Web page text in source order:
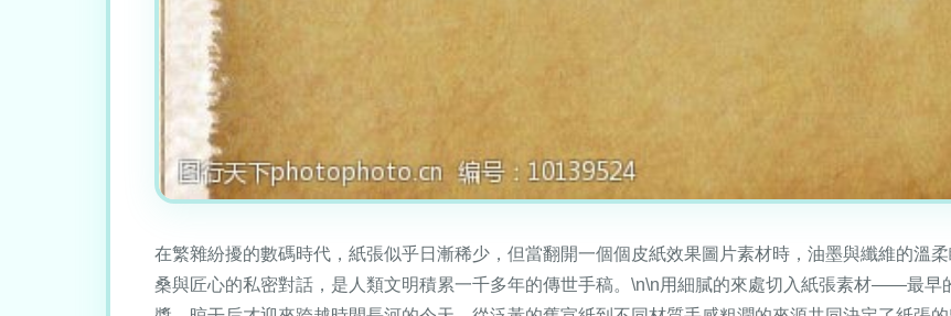
在繁雜紛擾的數碼時代，紙張似乎日漸稀少，但當翻開一個個皮紙效果圖片素材時，油墨與纖維的
桑與匠心的私密對話，是人類文明積累一千多年的傳世手稿。\n\n用細膩的來處切入紙張素材——最早的